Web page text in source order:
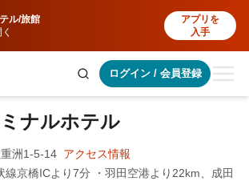
ル/旅館
アプリを
入手
ログイン/ 会員登録
ナルホテル
洲1-5-14 アクセス情報
線京橋ICより7分 ・羽田空港より22km、成田